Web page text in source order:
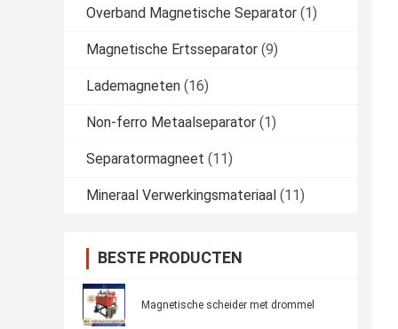
Overband Magnetische Separator (1)
Magnetische Ertsseparator (9)
Lademagneten (16)
Non-ferro Metaalseparator (1)
Separatormagneet (11)
Mineraal Verwerkingsmateriaal (11)
BESTE PRODUCTEN
Magnetische scheider met drommel